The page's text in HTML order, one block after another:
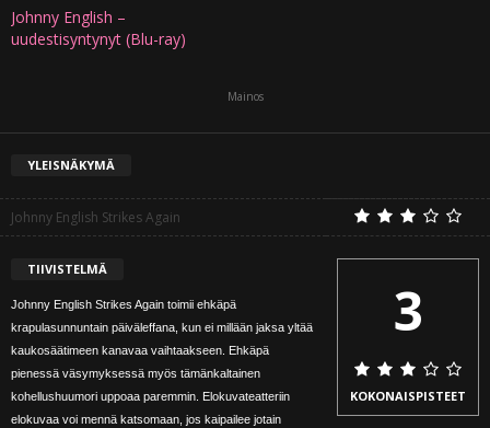
Johnny English –
uudestisyntynyt (Blu-ray)
Mainos
YLEISNÄKYMÄ
Johnny English Strikes Again
TIIVISTELMÄ
Johnny English Strikes Again toimii ehkäpä
krapulasunnuntain päiväleffana, kun ei millään jaksa yltää
kaukosäätimeen kanavaa vaihtaakseen. Ehkäpä
pienessä väsymyksessä myös tämänkaltainen
kohellushuumori uppoaa paremmin. Elokuvateatteriin
elokuvaa voi mennä katsomaan, jos kaipailee jotain
3
KOKONAISPISTEET